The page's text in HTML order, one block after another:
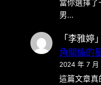
當你選擇
男…
「 李雅婷
角關係的
2024 年 7 月
這篇文章真